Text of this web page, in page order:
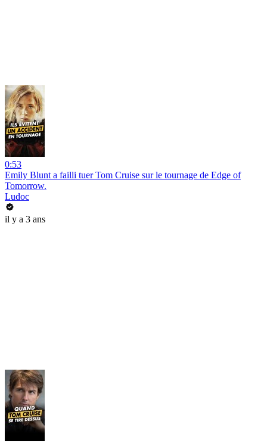
0:53
Emily Blunt a failli tuer Tom Cruise sur le tournage de Edge of
Tomorrow.
Ludoc
il y a 3 ans